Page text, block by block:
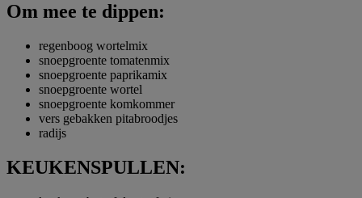
Om mee te dippen:
regenboog wortelmix
snoepgroente tomatenmix
snoepgroente paprikamix
snoepgroente wortel
snoepgroente komkommer
vers gebakken pitabroodjes
radijs
KEUKENSPULLEN: